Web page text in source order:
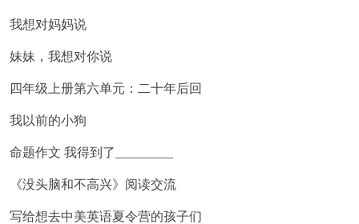
我想对妈妈说
妹妹，我想对你说
四年级上册第六单元：二十年后回
我以前的小狗
命题作文 我得到了_________
《没头脑和不高兴》阅读交流
写给想去中美英语夏令营的孩子们